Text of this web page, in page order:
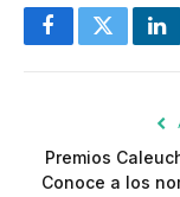
FacebookTwitter
Premios
Conoce a los